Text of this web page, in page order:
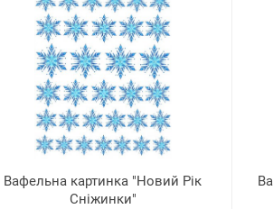
Вафельна картинка "Новий Рік
Сніжинки"